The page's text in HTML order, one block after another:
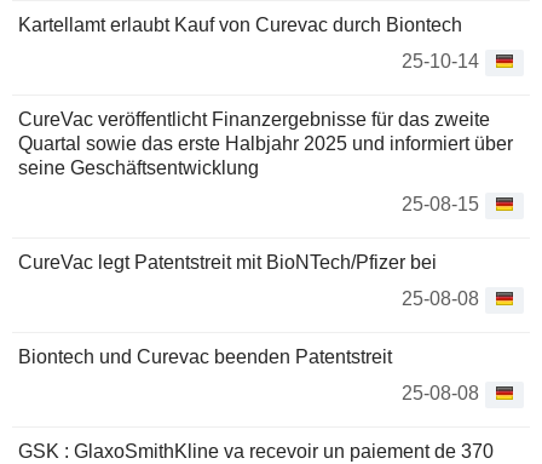
Kartellamt erlaubt Kauf von Curevac durch Biontech
25-10-14
CureVac veröffentlicht Finanzergebnisse für das zweite
Quartal sowie das erste Halbjahr 2025 und informiert über
seine Geschäftsentwicklung
25-08-15
CureVac legt Patentstreit mit BioNTech/Pfizer bei
25-08-08
Biontech und Curevac beenden Patentstreit
25-08-08
GSK : GlaxoSmithKline va recevoir un paiement de 370